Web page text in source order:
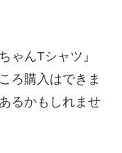
ゃんTシャツ』
ろ購入はできま
るかもしれませ